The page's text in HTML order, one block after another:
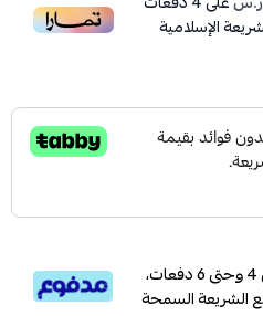
الإسلامية
قسم دفعاتك بطريقة ميسرة إلى 4 وحتى 6 دفعات،
الشريعة السمحة